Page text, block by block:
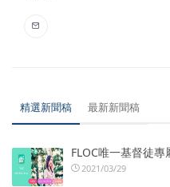
精選新聞稿 最新新聞稿
FLOC唯一基督徒
2021/03/29